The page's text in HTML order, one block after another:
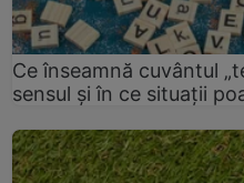
Ce înseamnă cuvântul
sensul și în ce situații